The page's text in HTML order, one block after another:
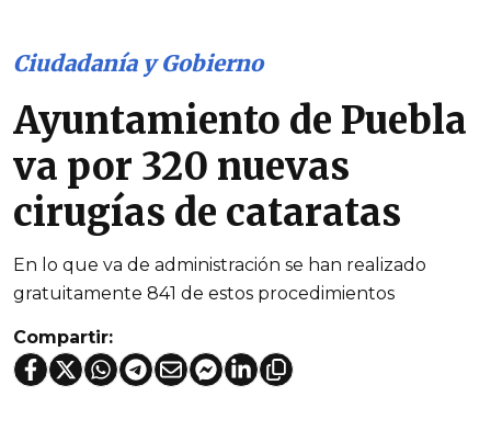
Ciudadanía y Gobierno
Ayuntamiento de Puebla
va por 320 nuevas
cirugías de cataratas
En lo que va de administración se han realizado
gratuitamente 841 de estos procedimientos
Compartir: